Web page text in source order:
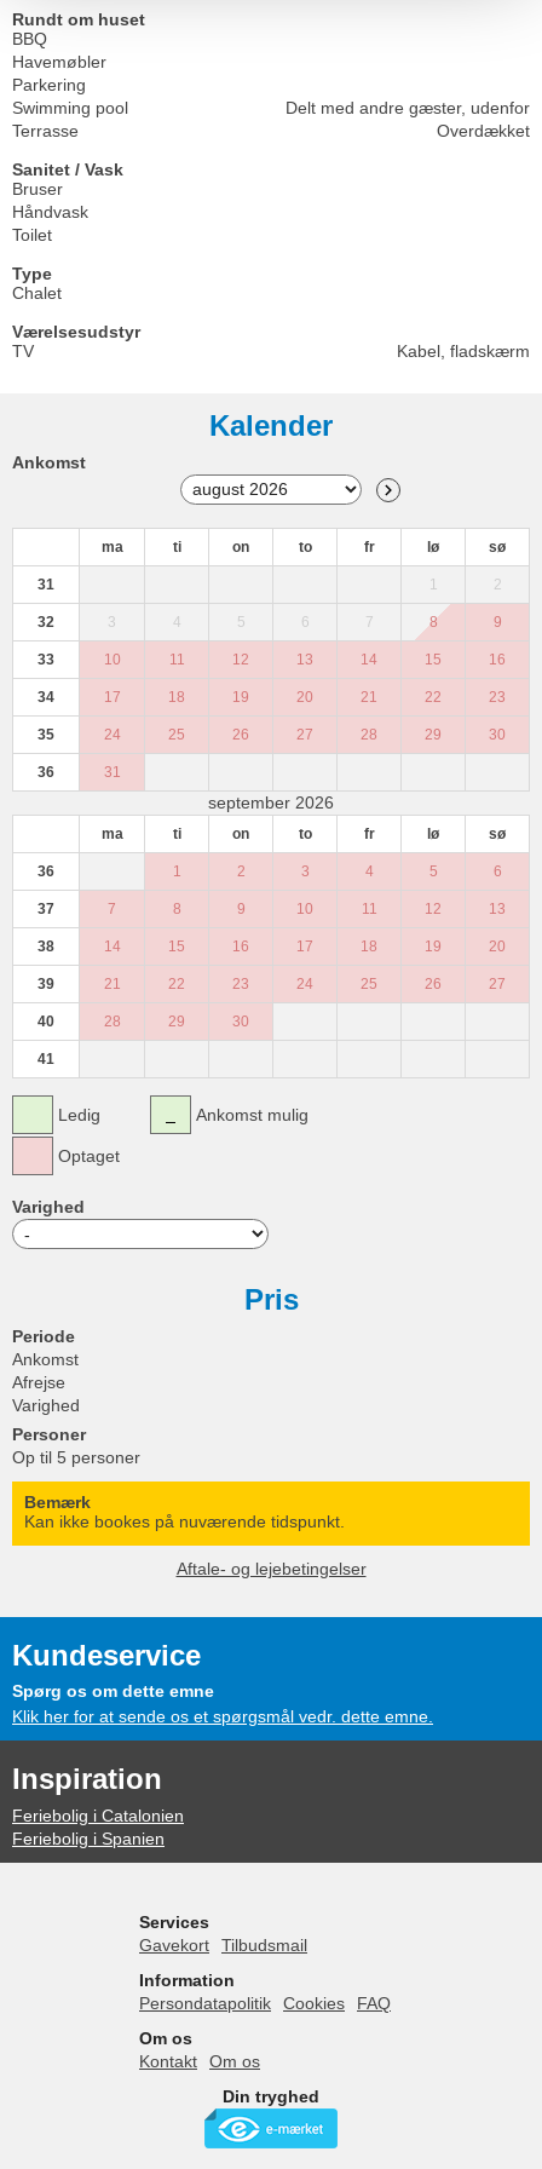
Rundt om huset
BBQ
Havemøbler
Parkering
Swimming pool
Delt med andre gæster, udenfor
Terrasse
Overdækket
Sanitet / Vask
Bruser
Håndvask
Toilet
Type
Chalet
Værelsesudstyr
TV
Kabel, fladskærm
Kalender
Ankomst
ma ti on to fr lø sø
31 1 2
32 3 4 5 6 7 8 9
33 10 11 12 13 14 15 16
34 17 18 19 20 21 22 23
35 24 25 26 27 28 29 30
36 31
september 2026
ma ti on to fr lø sø
36 1 2 3 4 5 6
37 7 8 9 10 11 12 13
38 14 15 16 17 18 19 20
39 21 22 23 24 25 26 27
40 28 29 30
41
Ledig
Optaget
Ankomst mulig
Varighed
Pris
Periode
Ankomst
Afrejse
Varighed
Personer
Op til 5 personer
Bemærk
Kan ikke bookes på nuværende tidspunkt.
Aftale- og lejebetingelser
Kundeservice
Spørg os om dette emne
Klik her for at sende os et spørgsmål vedr. dette emne.
Inspiration
Feriebolig i Catalonien
Feriebolig i Spanien
Services
Gavekort
Tilbudsmail
Information
Persondatapolitik
Cookies
FAQ
Om os
Kontakt
Om os
Din tryghed